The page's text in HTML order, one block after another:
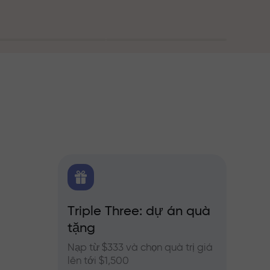
Triple Three: dự án quà
tặng
Nạp từ $333 và chọn quà trị giá
lên tới $1,500